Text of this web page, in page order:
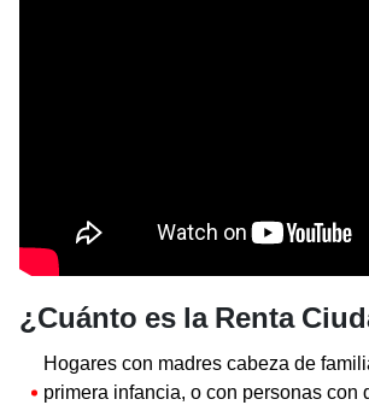
¿Cuánto es la Renta
Hogares con madres cabeza de
primera infancia, o con personas con